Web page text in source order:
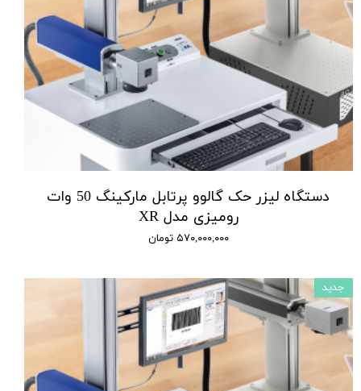
دستگاه لیزر حک گالوو پرتابل مارکینگ 50 وات
رومیزی مدل XR
۵۷۰,۰۰۰,۰۰۰ تومان
جدید